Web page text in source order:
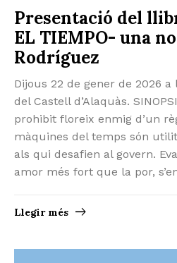
Presentació del
EL TIEMPO- una
Rodríguez
Dijous 22 de gener de 2026 a
del Castell d’Alaquàs.
prohibit floreix enmig d’un
màquines del temps són
als qui desafien al govern.
amor més fort que la por,
Llegir més